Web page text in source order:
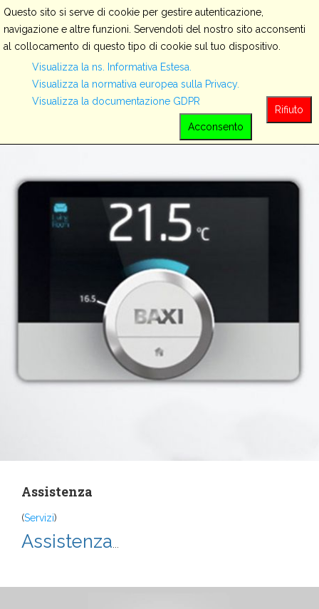
Servizi
View all
Assistenza
(Servizi)
Assistenza
Questo sito si serve di cookie per gestire autenticazione,
navigazione e altre funzioni. Servendoti del nostro sito acconsenti
al collocamento di questo tipo di cookie sul tuo dispositivo.
Visualizza la ns. Informativa Estesa.
Visualizza la normativa europea sulla Privacy.
Visualizza la documentazione GDPR
Rifiuto
Acconsento